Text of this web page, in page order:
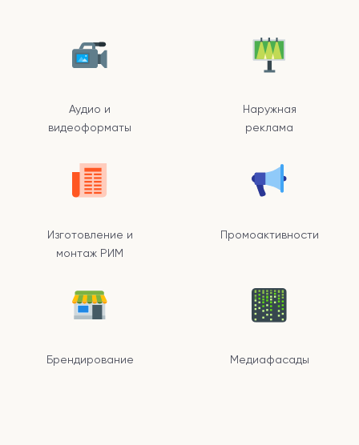
Аудио и
видеоформаты
Наружная
реклама
Изготовление и
монтаж РИМ
Промоактивности
Брендирование Медиафасады